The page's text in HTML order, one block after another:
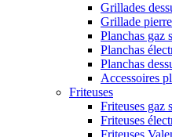
Grillades
Grillade
Planchas gaz
Planchas
Planchas
Accessoires
Friteuses
Friteuses gaz
Friteuses
Friteuses